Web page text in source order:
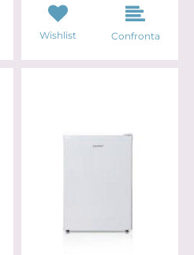
Wishlist Confronta